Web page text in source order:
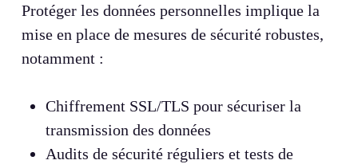
Protéger les données personnelles implique la
mise en place de mesures de sécurité robustes,
notamment :
Chiffrement SSL/TLS pour sécuriser la
transmission des données
Audits de sécurité réguliers et tests de